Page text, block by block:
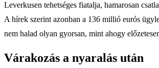
Leverkusen tehetséges fiatalja, hamarosan
A hírek szerint azonban a 136 millió eurós
nem halad olyan gyorsan, mint ahogy
Várakozás a nyaralás után